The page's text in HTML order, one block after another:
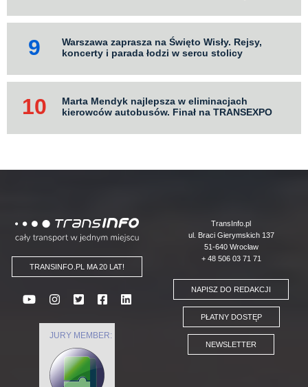
Warszawa zaprasza na Święto Wisły. Rejsy,
koncerty i parada łodzi w sercu stolicy
Marta Mendyk najlepsza w eliminacjach
kierowców autobusów. Finał na TRANSEXPO
Logo
TRANSINFO.PL MA 20 LAT!
JURY MEMBER:
TransInfo.pl
ul. Braci Gierymskich 137
51-640 Wrocław
+ 48 506 03 71 71
NAPISZ DO REDAKCJI
PŁATNY DOSTĘP
NEWSLETTER